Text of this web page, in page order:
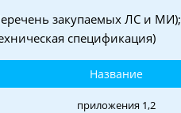
закупаемых ЛС и МИ);
спецификация)
Название
приложения 1,2